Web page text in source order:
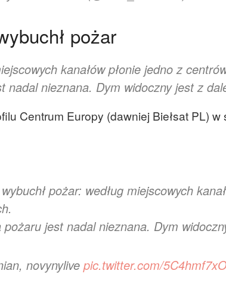
pożar
kanałów płonie jedno z
nadal nieznana. Dym widoczny jest z
Centrum Europy (dawniej Biełsat PL) w
pożar: według miejscowych
pożaru jest nadal nieznana. Dym
novynylive pic.twitter.com/